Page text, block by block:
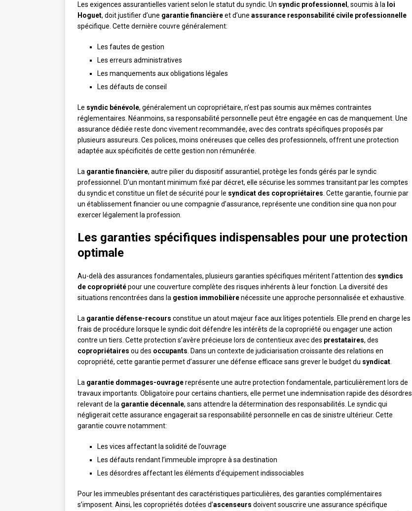
Les exigences assurantielles varient selon le statut du syndic. Un syndic professionnel , soumis à la loi
Hoguet, doit justifier d’une garantie financièreet d’une assurance responsabilité civile professionnelle
spécifique. Cette dernière couvre généralement:
Les fautes de gestion
Les erreurs administratives
Les manquements aux obligations légales
Les défauts de conseil
Le syndic bénévole, généralement un copropriétaire, n’est pas soumis aux mêmes contraintes
réglementaires. Néanmoins, sa responsabilité personnelle peut être engagée en cas de manquement. Une
assurance dédiée reste donc vivement recommandée, avec des contrats spécifiques proposés par
plusieurs assureurs. Ces polices, moins onéreuses que celles des professionnels, offrent une protection
adaptée aux spécificités de cette gestion non rémunérée.
La garantie financière, autre pilier du dispositif assurantiel, protège les fonds gérés par le syndic
professionnel. D’un montant minimum fixé par décret, elle sécurise les sommes transitant par les comptes
du syndic et constitue un filet de sécurité pour le syndicat des copropriétaires . Cette garantie, fournie par
un établissement financier ou une compagnie d’assurance, représente une condition sine qua non pour
exercer légalement la profession.
Les garanties spécifiques indispensables pour une protection
optimale
Au-delà des assurances fondamentales, plusieurs garanties spécifiques méritent l’attention des syndics
de copropriétépour une couverture complète des risques inhérents à leur fonction. La diversité des
situations rencontrées dans la gestion immobilièrenécessite une approche personnalisée et exhaustive.
La garantie défense-recours constitue un atout majeur face aux litiges potentiels. Elle prend en charge les
frais de procédure lorsque le syndic doit défendre les intérêts de la copropriété ou engager une action
contre un tiers. Cette protection s’avère précieuse lors de contentieux avec des prestataires, des
copropriétaires ou des occupants . Dans un contexte de judiciarisation croissante des relations en
copropriété, cette garantie permet d’assurer une défense efficace sans grever le budget du syndicat
La garantie dommages-ouvragereprésente une autre protection fondamentale, particulièrement lors de
travaux importants. Obligatoire pour certains chantiers, elle permet une indemnisation rapide des désordres
relevant de la garantie décennale, sans attendre la détermination des responsabilités. Le syndic qui
négligerait cette assurance engagerait sa responsabilité personnelle en cas de sinistre ultérieur. Cette
garantie couvre notamment:
Les vices affectant la solidité de l’ouvrage
Les défauts rendant l’immeuble impropre à sa destination
Les désordres affectant les éléments d’équipement indissociables
Pour les immeubles présentant des caractéristiques particulières, des garanties complémentaires
s’imposent. Ainsi, les copropriétés dotées d’ascenseurs doivent souscrire une assurance spécifique